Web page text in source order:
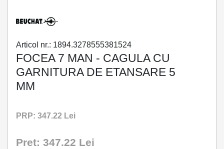
Articol nr.: 1894.3278555381524
FOCEA 7 MAN - CAGULA CU
GARNITURA DE ETANSARE 5
MM
PRP: 347.22 Lei
Pret: 347.22 Lei